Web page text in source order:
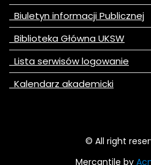
Biuletyn informacji Publicznej
Biblioteka Główna UKSW
Lista serwisów logowanie
Kalendarz akademicki
© All right
Mercantile by